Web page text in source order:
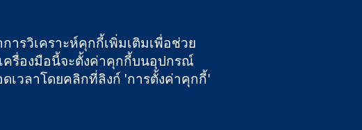
Cochrane Library
บียนในอังกฤษและเวลส์ หมายเลขจดทะเบียนภาษีมูลค่าเพิ่ม GB 718 2127 49
ารวิเคราะห์คุกกี้เพิ่มเติมเพื่อช่วย
เครื่องมือนี้จะตั้งค่าคุกกี้บนอุปกรณ์
วลาโดยคลิกที่ลิงก์ 'การตั้งค่าคุกกี้'